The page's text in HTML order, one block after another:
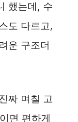
했는데, 수
도 다르고,
운 구조더
짜 며칠 고
면 편하게